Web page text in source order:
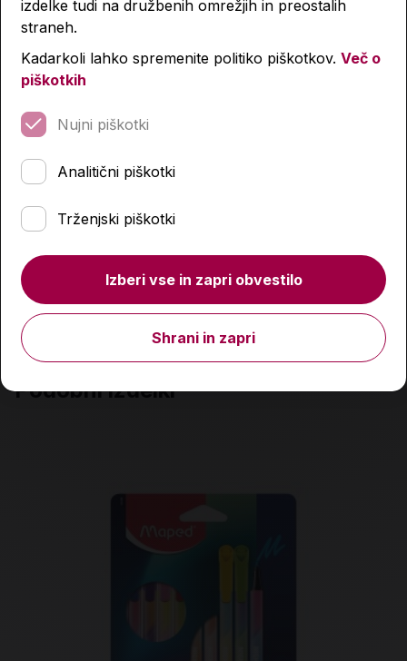
Šolski zvezek, Gorjuss Santoro, A5, črtani 9 mm,
različni motivi
1,79 €
Količina
Podobni izdelki
izdelke tudi na družbenih omrežjih in preostalih
straneh.
Kadarkoli lahko spremenite politiko piškotkov. Več o
piškotkih
Nujni piškotki
Analitični piškotki
Trženjski piškotki
Izberi vse in zapri obvestilo
Shrani in zapri